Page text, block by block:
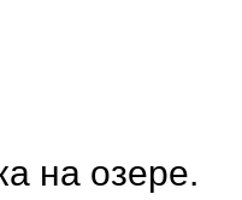
на озере.